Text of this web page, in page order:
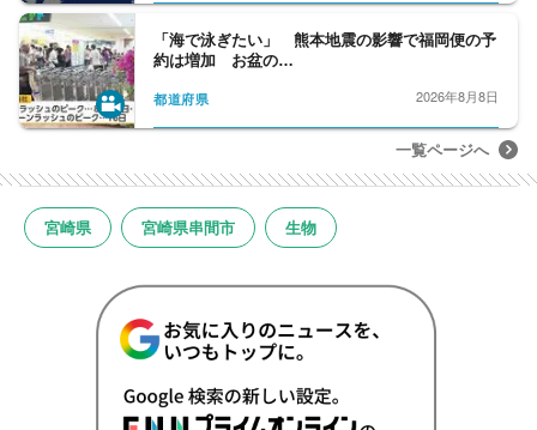
「海で泳ぎたい」 熊本地震の影響で福岡便の予
約は増加 お盆の…
都道府県 2026年8月8日
一覧ページへ
宮崎県 宮崎県串間市 生物